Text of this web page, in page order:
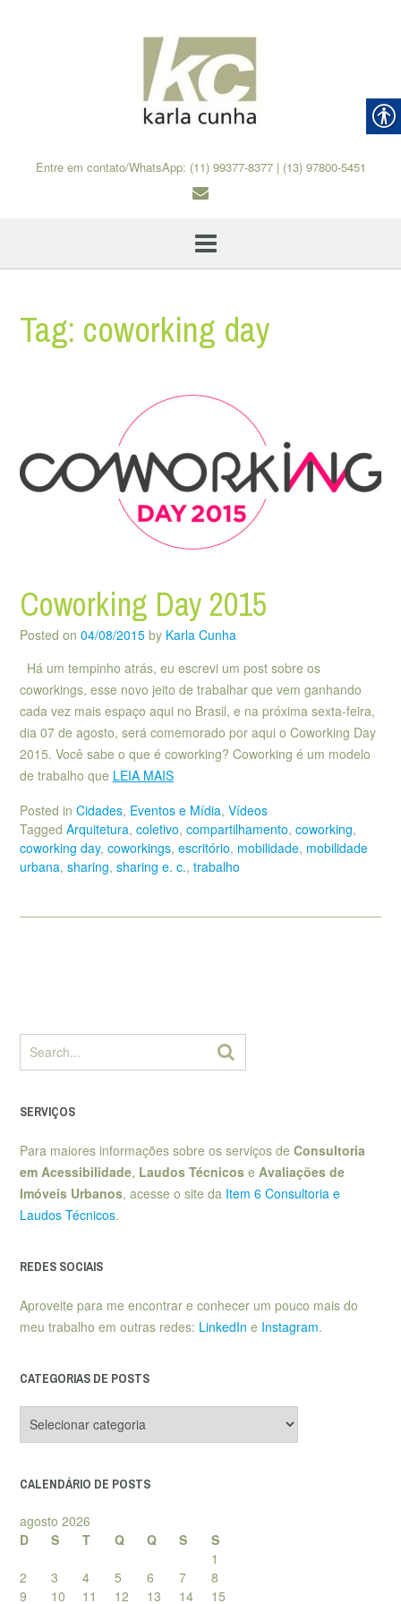
Entre em contato/WhatsApp: (11) 99377-8377 | (13) 97800-5451
Tag: coworking day
Coworking Day 2015
Posted on 04/08/2015 by Karla Cunha
Há um tempinho atrás, eu escrevi um post sobre os
coworkings, esse novo jeito de trabalhar que vem ganhando
cada vez mais espaço aqui no Brasil, e na próxima sexta-feira,
dia 07 de agosto, será comemorado por aqui o Coworking Day
2015. Você sabe o que é coworking? Coworking é um modelo
de trabalho que LEIA MAIS
Posted in Cidades, Eventos e Mídia, Vídeos
Tagged Arquitetura, coletivo, compartilhamento, coworking,
coworking day, coworkings, escritório, mobilidade, mobilidade
urbana, sharing, sharing e. c., trabalho
SERVIÇOS
Para maiores informações sobre os serviços de Consultoria
em Acessibilidade, Laudos Técnicos e Avaliações de
Imóveis Urbanos, acesse o site da Item 6 Consultoria e
Laudos Técnicos.
REDES SOCIAIS
Aproveite para me encontrar e conhecer um pouco mais do
meu trabalho em outras redes: LinkedIn e Instagram.
CATEGORIAS DE POSTS
de
CALENDÁRIO DE POSTS
agosto 2026
D
S T Q Q S
S
1
2
3 4 5 6 7
8
9
10 11 12 13 14 15